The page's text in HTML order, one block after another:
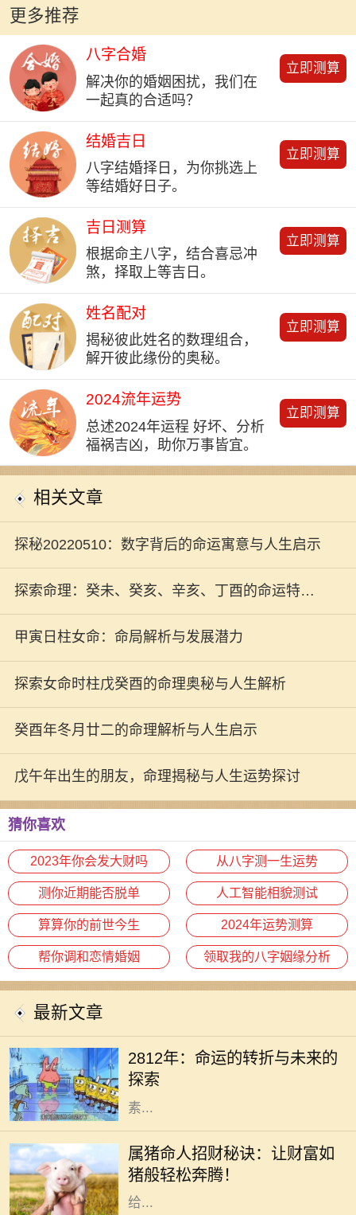
更多推荐
八字合婚
解决你的婚姻困扰，我们在
一起真的合适吗？
立即测算
结婚吉日
八字结婚择日，为你挑选上
等结婚好日子。
立即测算
吉日测算
根据命主八字，结合喜忌冲
煞，择取上等吉日。
立即测算
姓名配对
揭秘彼此姓名的数理组合，
解开彼此缘份的奥秘。
立即测算
2024流年运势
总述2024年运程 好坏、分析
福祸吉凶，助你万事皆宜。
立即测算
相关文章
探秘20220510：数字背后的命运寓意与人生启示
探索命理：癸未、癸亥、辛亥、丁酉的命运特征
与人生启示
甲寅日柱女命：命局解析与发展潜力
探索女命时柱戊癸酉的命理奥秘与人生解析
癸酉年冬月廿二的命理解析与人生启示
戊午年出生的朋友，命理揭秘与人生运势探讨
猜你喜欢
2023年你会发大财吗 从八字测一生运势
测你近期能否脱单 人工智能相貌测试
算算你的前世今生 2024年运势测算
帮你调和恋情婚姻 领取我的八字姻缘分析
最新文章
2812年：命运的转折与未来的
探索
每一个人都将面临巨大的变化。科技
的迅猛发展、环境的恶化、人类思维
方式的转变，都是影响未来的重要因
素...
属猪命人招财秘诀：让财富如
猪般轻松奔腾！
在中国传统文化中，生肖不仅仅是代
表出生年份的一个符号，更是承载着
丰富的文化寓意和信仰。属猪的人性
格温和，诚实善良，慷慨大方，通常
给...
在我们的人生旅途中，每个出生日期